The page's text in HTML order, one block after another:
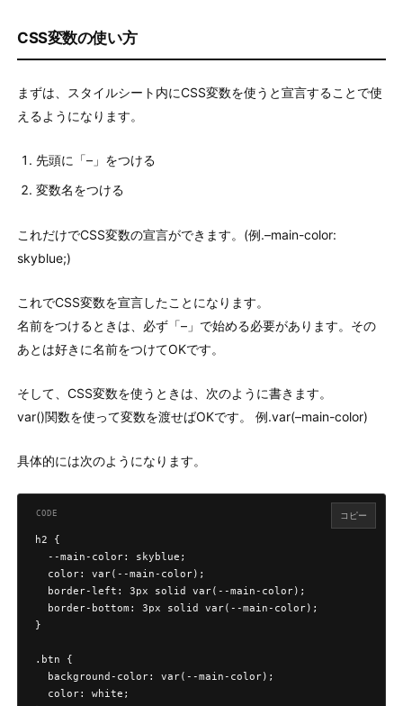
CSS変数の使い方
まずは、スタイルシート内にCSS変数を使うと宣言することで使
えるようになります。
先頭に「–」をつける
変数名をつける
これだけでCSS変数の宣言ができます。(例.–main-color:
skyblue;)
これでCSS変数を宣言したことになります。
名前をつけるときは、必ず「–」で始める必要があります。その
あとは好きに名前をつけてOKです。
そして、CSS変数を使うときは、次のように書きます。
var()関数を使って変数を渡せばOKです。 例.var(–main-color)
具体的には次のようになります。
h2 {
  --main-color: skyblue;
  color: var(--main-color);
  border-left: 3px solid var(--main-color);
  border-bottom: 3px solid var(--main-color);
}
.btn {
  background-color: var(--main-color);
  color: white;
コピー